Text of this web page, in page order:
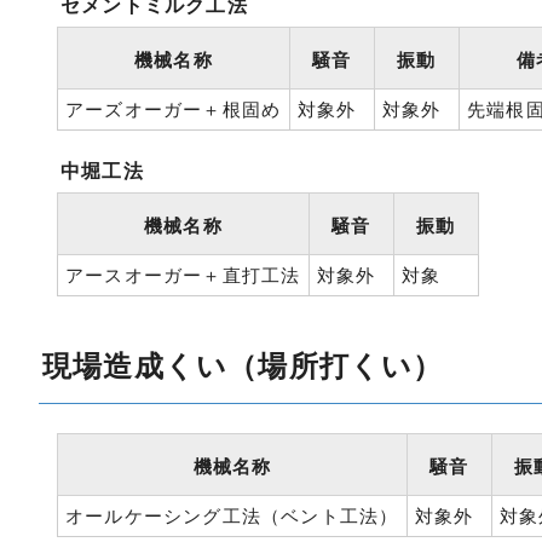
セメントミルク工法
機械名称 騒音 振動 備
アーズオーガー＋根固め 対象外 対象外 先端根
中堀工法
機械名称 騒音 振動
アースオーガー＋直打工法 対象外 対象
現場造成くい（場所打くい）
機械名称 騒音 振
オールケーシング工法（ベント工法） 対象外 対象